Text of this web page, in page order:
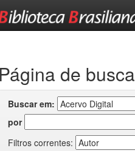
Página de busca
Buscar em:
por
Filtros correntes: